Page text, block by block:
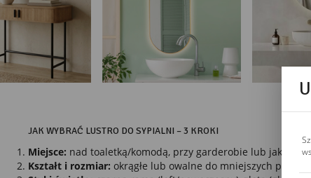
JAK WYBRAĆ LUSTRO DO SYPIALNI – 3 KROKI
Miejsce: nad toaletką/komodą, przy garderobie lub jako
Kształt i rozmiar: okrągłe lub owalne do mniejszych